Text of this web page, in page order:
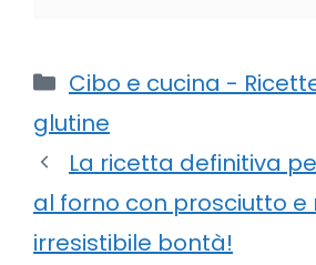
Categorie
Cibo e cucina -
glutine
La ricetta definitiva
al forno con prosciutto e
irresistibile bontà!